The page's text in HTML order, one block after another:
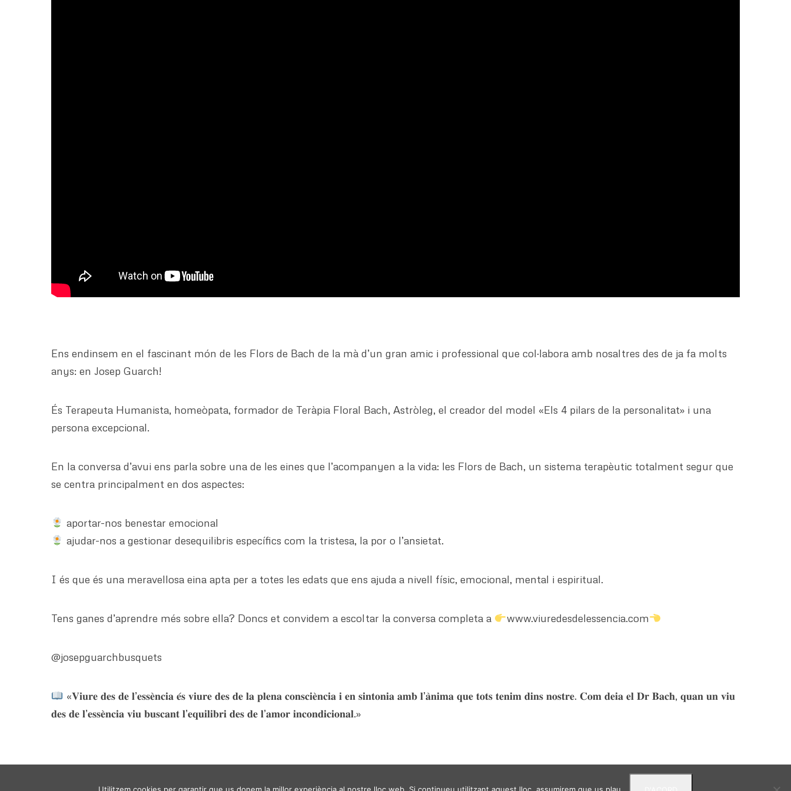
Ens endinsem en el fascinant món de les Flors de Bach de la mà d’un gran amic i professional que col·labora amb nosaltres des de ja fa molts
anys: en Josep Guarch!
És Terapeuta Humanista, homeòpata, formador de Teràpia Floral Bach, Astròleg, el creador del model «Els 4 pilars de la personalitat» i una
persona excepcional.
En la conversa d’avui ens parla sobre una de les eines que l’acompanyen a la vida: les Flors de Bach, un sistema terapèutic totalment segur que
se centra principalment en dos aspectes:
aportar-nos benestar emocional
ajudar-nos a gestionar desequilibris específics com la tristesa, la por o l’ansietat.
I és que és una meravellosa eina apta per a totes les edats que ens ajuda a nivell físic, emocional, mental i espiritual.
Tens ganes d’aprendre més sobre ella? Doncs et convidem a escoltar la conversa completa a www.viuredesdelessencia.com
@josepguarchbusquets
«𝐕𝐢𝐮𝐫𝐞 𝐝𝐞𝐬 𝐝𝐞 𝐥’𝐞𝐬𝐬𝐞̀𝐧𝐜𝐢𝐚 𝐞́𝐬 𝐯𝐢𝐮𝐫𝐞 𝐝𝐞𝐬 𝐝𝐞 𝐥𝐚 𝐩𝐥𝐞𝐧𝐚 𝐜𝐨𝐧𝐬𝐜𝐢𝐞̀𝐧𝐜𝐢𝐚 𝐢 𝐞𝐧 𝐬𝐢𝐧𝐭𝐨𝐧𝐢𝐚 𝐚𝐦𝐛 𝐥’𝐚̀𝐧𝐢𝐦𝐚 𝐪𝐮𝐞 𝐭𝐨𝐭𝐬 𝐭𝐞𝐧𝐢𝐦 𝐝𝐢𝐧𝐬 𝐧𝐨𝐬𝐭𝐫𝐞. 𝐂𝐨𝐦 𝐝𝐞𝐢𝐚 𝐞𝐥 𝐃𝐫 𝐁𝐚𝐜𝐡, 𝐪𝐮𝐚𝐧 𝐮𝐧 𝐯𝐢𝐮
𝐝𝐞𝐬 𝐝𝐞 𝐥’𝐞𝐬𝐬𝐞̀𝐧𝐜𝐢𝐚 𝐯𝐢𝐮 𝐛𝐮𝐬𝐜𝐚𝐧𝐭 𝐥’𝐞𝐪𝐮𝐢𝐥𝐢𝐛𝐫𝐢 𝐝𝐞𝐬 𝐝𝐞 𝐥’𝐚𝐦𝐨𝐫 𝐢𝐧𝐜𝐨𝐧𝐝𝐢𝐜𝐢𝐨𝐧𝐚𝐥.»
Utilitzem cookies per garantir que us donem la millor experiència al nostre lloc web. Si continueu utilitzant aquest lloc, assumirem que us plau.